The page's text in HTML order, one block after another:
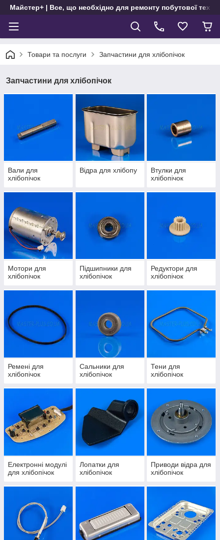
Майстер+ | Все, що необхідно для ремонту побутової
Товари та послуги Запчастини для хлібопічок
Запчастини для хлібопічок
Вали для
хлібопічок
Відра для хлібопу
Втулки для
хлібопічок
Мотори для
хлібопічок
Підшипники для
хлібопічок
Редуктори для
хлібопічок
Ремені для
хлібопічок
Сальники для
хлібопічок
Тени для
хлібопічок
Електронні модулі
для хлібопічок
Лопатки для
хлібопічок
Приводи відра для
хлібопічок